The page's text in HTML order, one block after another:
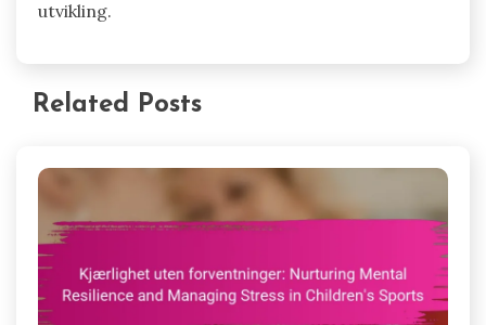
Ekspertråd understreker viktigheten av å
fremme et støttende miljø, oppmuntre til åpen
stresshåndtering. Forskning viser at
idrettsutøvere som får konstruktiv
tilbakemelding og oppmuntring, viser bedre
mental motstandskraft og
prestasjonsresultater. Å inkorporere
mindfulness-praksiser kan betydelig forbedre